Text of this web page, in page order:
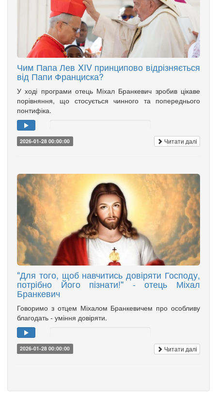
Чим Папа Лев XIV принципово відрізняється
від Папи Франциска?
У ході програми отець Міхал Бранкевич зробив цікаве
порівняння, що стосується чинного та попереднього
понтифіка.
2026-01-28 00:00:00 Читати далі
"Для того, щоб навчитись довіряти Господу,
потрібно Його пізнати!" - отець Міхал
Бранкевич
Говоримо з отцем Міхалом Бранкевичем про особливу
благодать - уміння довіряти.
2026-01-28 00:00:00 Читати далі